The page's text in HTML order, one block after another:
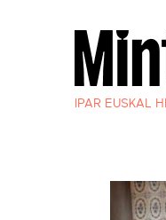
IPAR EUSKAL